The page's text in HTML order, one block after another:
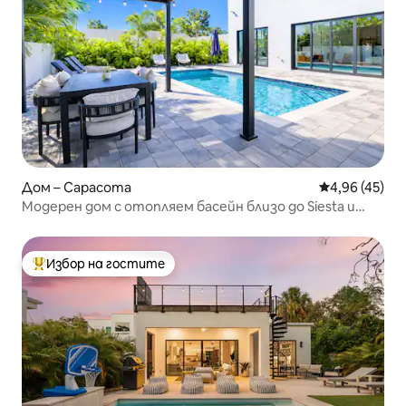
Дом – Сарасота Средна
4,96 (45)
Модерен дом с отопляем басейн близо до Siesta и
Най-популярен избор на гостите
Избор на гостите